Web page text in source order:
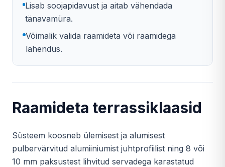
Lisab soojapidavust ja aitab vähendada
tänavamüra.
Võimalik valida raamideta või raamidega
lahendus.
Raamideta terrassiklaasid
Süsteem koosneb ülemisest ja alumisest
pulbervärvitud alumiiniumist juhtprofiilist ning 8 või
10 mm paksustest lihvitud servadega karastatud